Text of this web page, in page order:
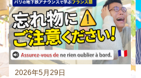
2026年5月29日